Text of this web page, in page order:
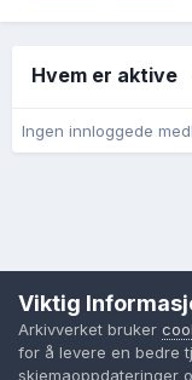
Hvem er aktive
Ingen innloggede
Viktig
Arkivverket bruker
for å levere en bedre
skjemaoppdateringer